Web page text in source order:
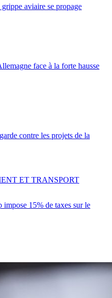
aviaire se propage
face à la forte hausse
contre les projets de la
impose 15% de taxes sur le
ET TRANSPORT